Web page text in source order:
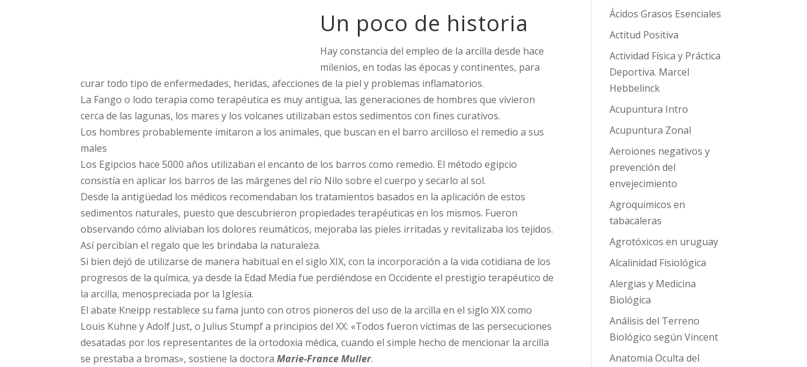
Un poco de historia
Hay constancia del empleo de la arcilla desde hace
milenios, en todas las épocas y continentes, para
curar todo tipo de enfermedades, heridas, afecciones de la piel y problemas inflamatorios.
La Fango o lodo terapia como terapéutica es muy antigua, las generaciones de hombres que vivieron
cerca de las lagunas, los mares y los volcanes utilizaban estos sedimentos con fines curativos.
Los hombres probablemente imitaron a los animales, que buscan en el barro arcilloso el remedio a sus
males
Los Egipcios hace 5000 años utilizaban el encanto de los barros como remedio. El método egipcio
consistía en aplicar los barros de las márgenes del río Nilo sobre el cuerpo y secarlo al sol.
Desde la antigüedad los médicos recomendaban los tratamientos basados en la aplicación de estos
sedimentos naturales, puesto que descubrieron propiedades terapéuticas en los mismos. Fueron
observando cómo aliviaban los dolores reumáticos, mejoraba las pieles irritadas y revitalizaba los tejidos.
Así percibían el regalo que les brindaba la naturaleza.
Si bien dejó de utilizarse de manera habitual en el siglo XIX, con la incorporación a la vida cotidiana de los
progresos de la química, ya desde la Edad Media fue perdiéndose en Occidente el prestigio terapéutico de
la arcilla, menospreciada por la Iglesia.
El abate Kneipp restablece su fama junto con otros pioneros del uso de la arcilla en el siglo XIX como
Louis Kühne y Adolf Just, o Julius Stumpf a principios del XX: «Todos fueron víctimas de las persecuciones
desatadas por los representantes de la ortodoxia médica, cuando el simple hecho de mencionar la arcilla
se prestaba a bromas», sostiene la doctoraMarie-France Muller.
Ácidos Grasos Esenciales
Actitud Positiva
Actividad Física y Práctica
Deportiva. Marcel
Hebbelinck
Acupuntura Intro
Acupuntura Zonal
Aeroiones negativos y
prevención del
envejecimiento
Agroquimicos en
tabacaleras
Agrotóxicos en uruguay
Alcalinidad Fisiológica
Alergias y Medicina
Biológica
Análisis del Terreno
Biológico según Vincent
Anatomia Oculta del